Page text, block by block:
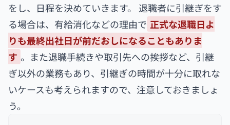
をし、日程を決めていきます。 退職者に引継ぎをす
る場合は、有給消化などの理由で 正式な退職日よ
りも最終出社日が前だおしになることもありま
す 。また退職手続きや取引先への挨拶など、引継
ぎ以外の業務もあり、引継ぎの時間が十分に取れな
いケースも考えられますので、注意しておきましょ
う。